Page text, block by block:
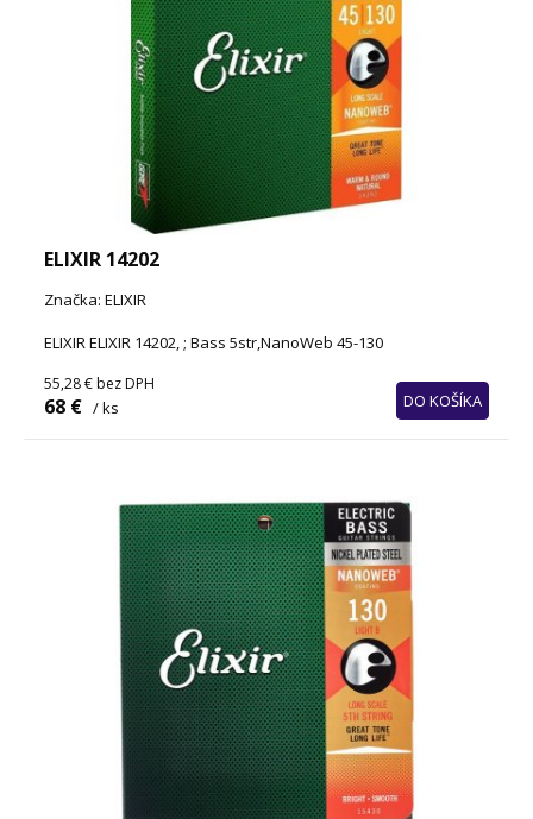
ELIXIR 14202
Značka: ELIXIR
ELIXIR ELIXIR 14202, ; Bass 5str,NanoWeb 45-130
55,28 € bez DPH
68 € / ks DO KOŠÍKA